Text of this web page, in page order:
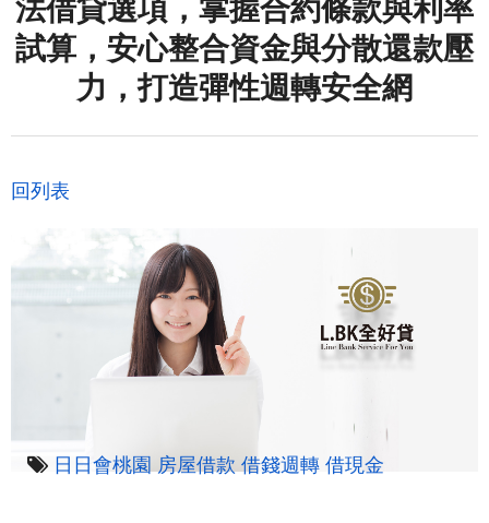
法借貸選項，掌握合約條款與利率
試算，安心整合資金與分散還款壓
力，打造彈性週轉安全網
回列表
日日會桃園 房屋借款 借錢週轉 借現金